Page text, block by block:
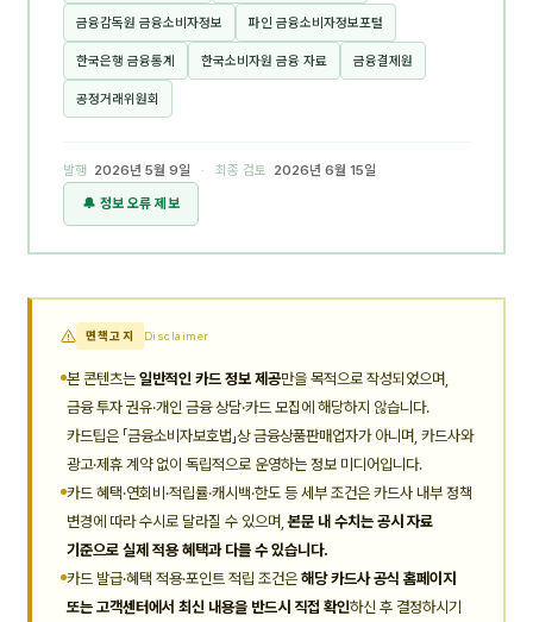
금융감독원 금융소비자정보 파인 금융소비자정보포털
한국은행 금융통계 한국소비자원 금융 자료 금융결제원
공정거래위원회
발행 2026년 5월 9일 · 최종 검토 2026년 6월 15일
🔔 정보 오류 제보
면책고지 Disclaimer
본 콘텐츠는 일반적인 카드 정보 제공만을 목적으로 작성되었으며,
금융 투자 권유·개인 금융 상담·카드 모집에 해당하지 않습니다.
카드팁은 「금융소비자보호법」상 금융상품판매업자가 아니며, 카드사와
광고·제휴 계약 없이 독립적으로 운영하는 정보 미디어입니다.
카드 혜택·연회비·적립률·캐시백·한도 등 세부 조건은 카드사 내부 정책
변경에 따라 수시로 달라질 수 있으며,본문 내 수치는 공시 자료
기준으로 실제 적용 혜택과 다를 수 있습니다.
카드 발급·혜택 적용·포인트 적립 조건은 해당 카드사 공식 홈페이지
또는 고객센터에서 최신 내용을 반드시 직접 확인하신 후 결정하시기